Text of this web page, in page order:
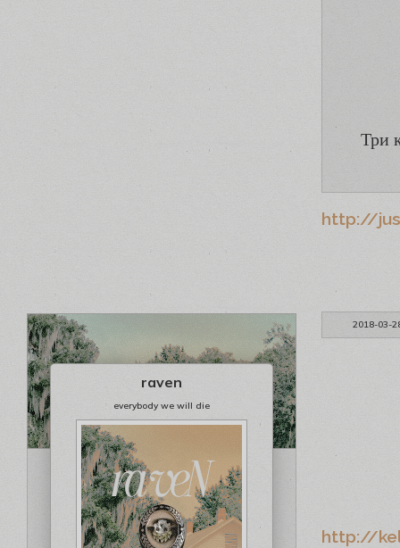
Три
http://
2018-03-
raven
everybody we will die
http://